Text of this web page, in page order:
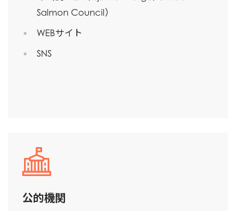
Salmon Council）
WEBサイト
SNS
公的機関